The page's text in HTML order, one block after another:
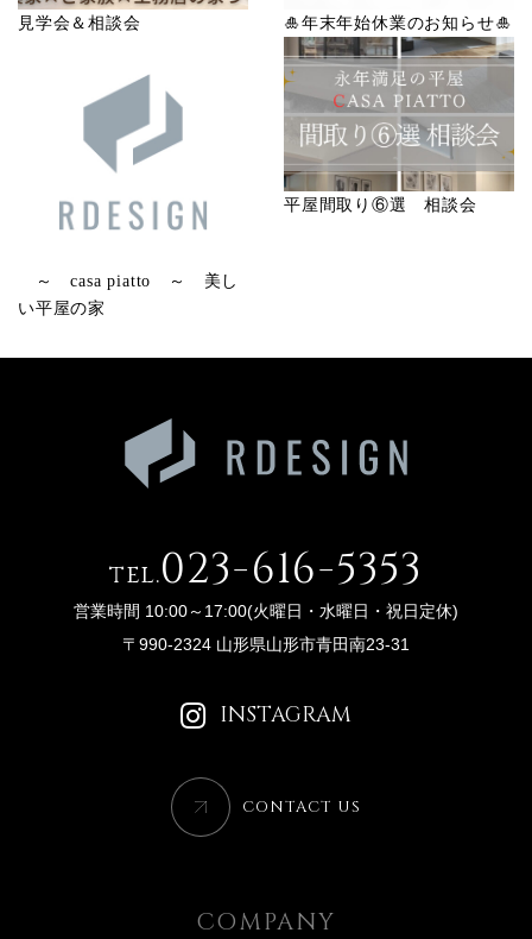
見学会＆相談会 🎍年末年始休業のお知らせ🎍
～ casa piatto ～ 美し
い平屋の家
平屋間取り⑥選 相談会
tel.023-616-5353
営業時間 10:00～17:00(火曜日・水曜日・祝日定休)
〒990-2324 山形県山形市青田南23-31
INSTAGRAM
CONTACT US
COMPANY